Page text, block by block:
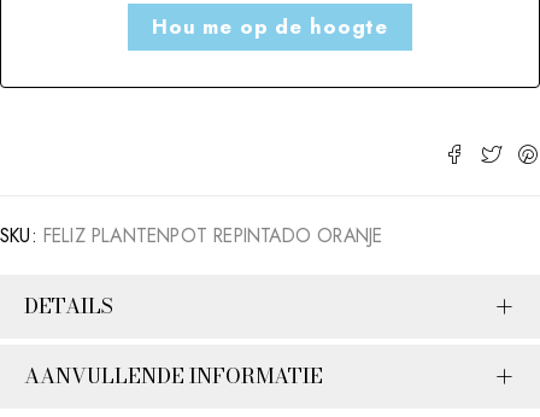
SKU: FELIZ PLANTENPOT REPINTADO ORANJE
DETAILS
AANVULLENDE INFORMATIE